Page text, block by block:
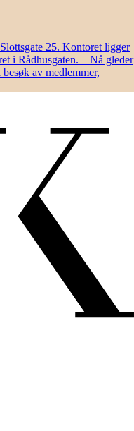
25. Kontoret ligger
i Rådhusgaten. – Nå gleder
av medlemmer,